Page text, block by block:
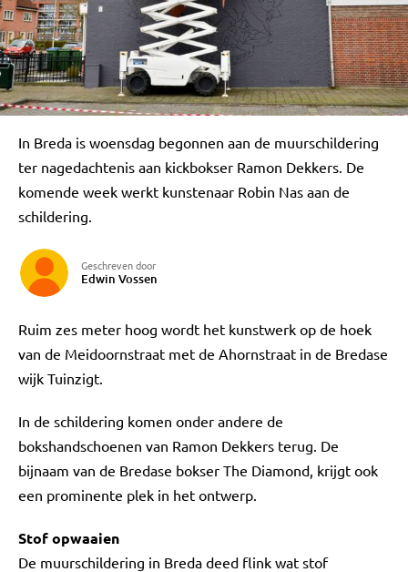
In Breda is woensdag begonnen aan de muurschildering
ter nagedachtenis aan kickbokser Ramon Dekkers. De
komende week werkt kunstenaar Robin Nas aan de
schildering.
Geschreven door
Edwin Vossen
Ruim zes meter hoog wordt het kunstwerk op de hoek
van de Meidoornstraat met de Ahornstraat in de Bredase
wijk Tuinzigt.
In de schildering komen onder andere de
bokshandschoenen van Ramon Dekkers terug. De
bijnaam van de Bredase bokser The Diamond, krijgt ook
een prominente plek in het ontwerp.
Stof opwaaien
De muurschildering in Breda deed flink wat stof